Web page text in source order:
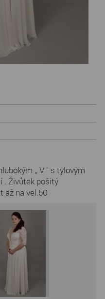
,, V " s tylovým
. Živůtek pošitý
až na vel.50